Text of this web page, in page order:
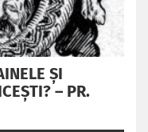
ŞI
– PR.